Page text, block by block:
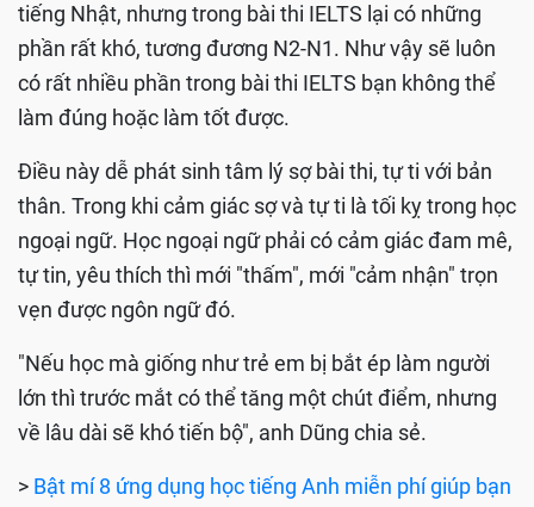
tiếng Nhật, nhưng trong bài thi IELTS lại có những
phần rất khó, tương đương N2-N1. Như vậy sẽ luôn
có rất nhiều phần trong bài thi IELTS bạn không thể
làm đúng hoặc làm tốt được.
Điều này dễ phát sinh tâm lý sợ bài thi, tự ti với bản
thân. Trong khi cảm giác sợ và tự ti là tối kỵ trong học
ngoại ngữ. Học ngoại ngữ phải có cảm giác đam mê,
tự tin, yêu thích thì mới "thấm", mới "cảm nhận" trọn
vẹn được ngôn ngữ đó.
"Nếu học mà giống như trẻ em bị bắt ép làm người
lớn thì trước mắt có thể tăng một chút điểm, nhưng
về lâu dài sẽ khó tiến bộ", anh Dũng chia sẻ.
> Bật mí 8 ứng dụng học tiếng Anh miễn phí giúp bạn